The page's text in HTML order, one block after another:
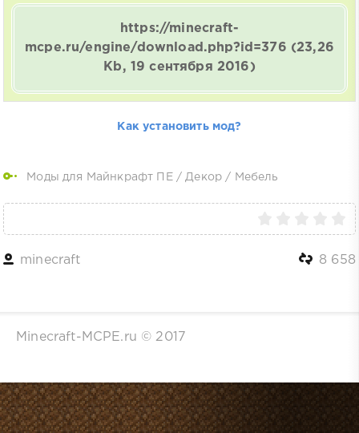
https://minecraft-
mcpe.ru/engine/download.php?id=376 (23,26
Kb, 19 сентября 2016)
Как установить мод?
Моды для Майнкрафт ПЕ / Декор / Мебель
minecraft 8 658
Minecraft-MCPE.ru © 2017